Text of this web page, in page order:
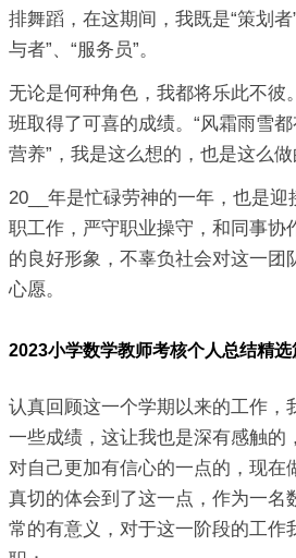
排舞蹈，在这期间，我既是“策划者
与者”、“服务员”。
无论是何种角色，我都将乐此不彼
班取得了可喜的成绩。“风霜雨雪
营养”，我是这么想的，也是这么做
20__年是忙碌劳神的一年，也是
职工作，严守职业操守，和同事协
的良好形象，不辜负社会对这一团
心愿。
2023小学数学教师考核个人总结精选
认真回顾这一个学期以来的工作，
一些成绩，这让我也是深有感触的
对自己更加有信心的一点的，现在
真切的体会到了这一点，作为一名
常的有意义，对于这一阶段的工作